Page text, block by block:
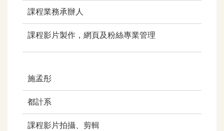
課程業務承辦人
課程影片製作， 網頁及粉絲專業管理
施孟彤
都計系
課程影片拍攝、剪輯